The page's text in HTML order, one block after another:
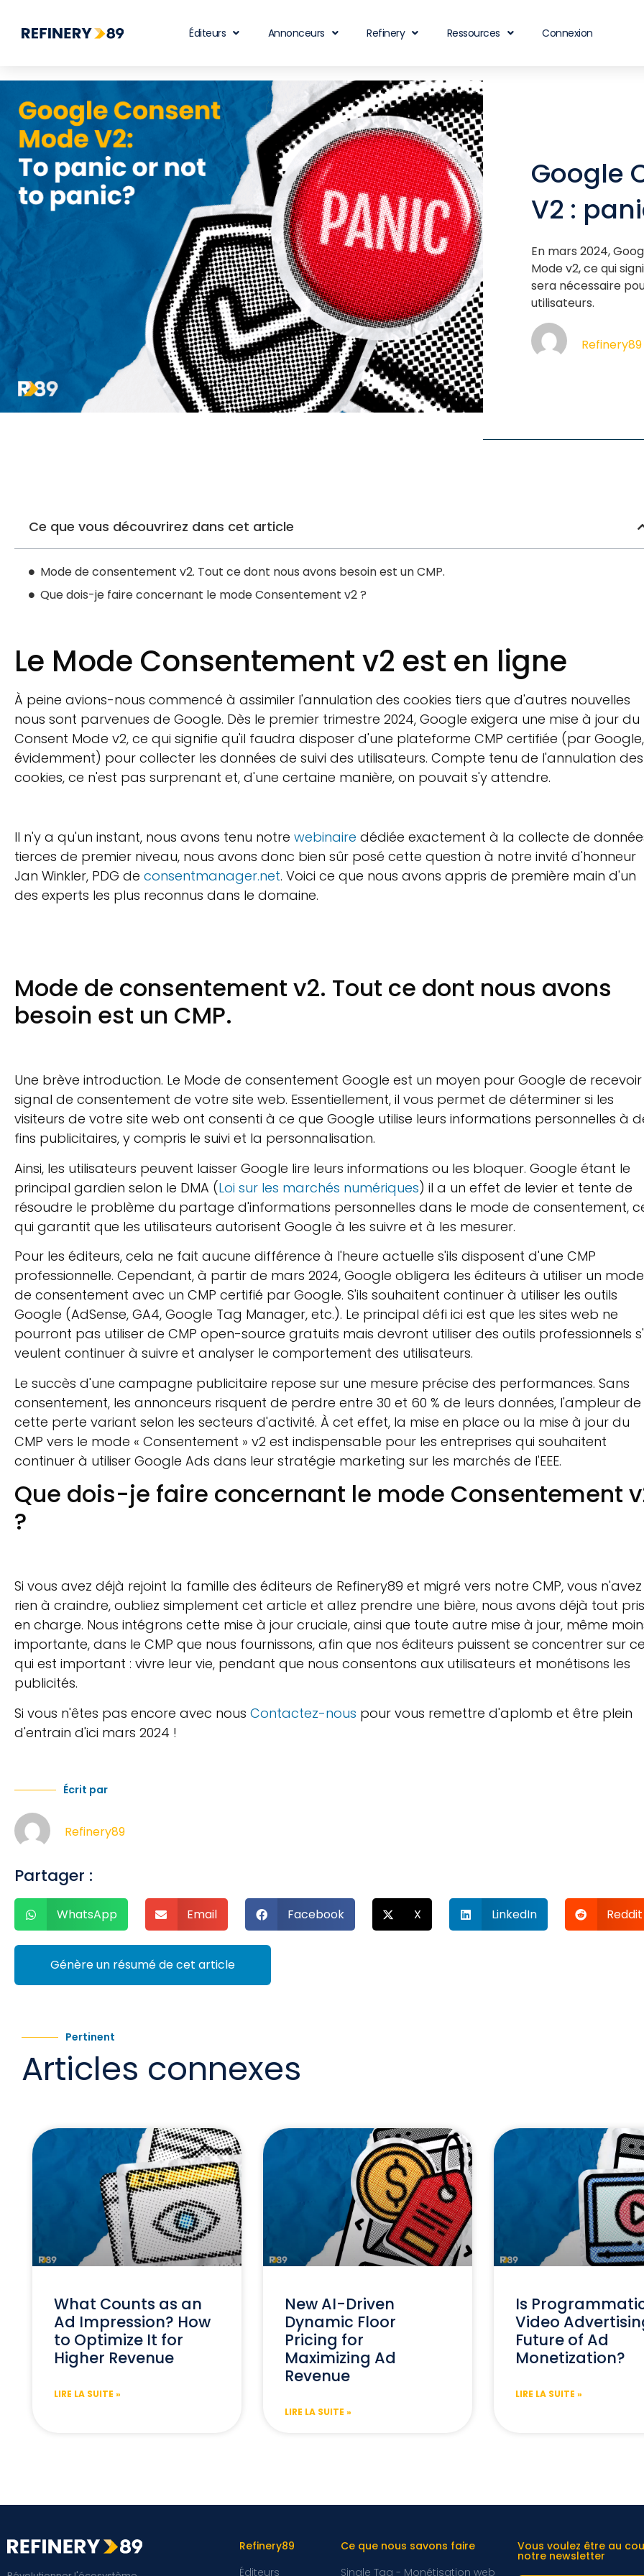
Éditeurs Annonceurs Refinery Ressources Connexion
Google
V2 :
En mars 2024,
Mode v2, ce qui
sera nécessaire
utilisateurs.
Refinery89
Ce que vous découvrirez dans cet article
Mode de consentement v2. Tout ce dont nous avons besoin est un CMP.
Que dois-je faire concernant le mode Consentement v2 ?
Le Mode Consentement v2 est en ligne
À peine avions-nous commencé à assimiler l'annulation des cookies tiers que d'autres nouvelles
nous sont parvenues de Google. Dès le premier trimestre 2024, Google exigera une mise à jour du
Consent Mode v2, ce qui signifie qu'il faudra disposer d'une plateforme CMP certifiée (par Google,
évidemment) pour collecter les données de suivi des utilisateurs. Compte tenu de l'annulation des
cookies, ce n'est pas surprenant et, d'une certaine manière, on pouvait s'y attendre.
Il n'y a qu'un instant, nous avons tenu notre webinaire dédiée exactement à la collecte de
tierces de premier niveau, nous avons donc bien sûr posé cette question à notre invité d'honneur
Jan Winkler, PDG de consentmanager.net. Voici ce que nous avons appris de première main d'un
des experts les plus reconnus dans le domaine.
Mode de consentement v2. Tout ce dont nous avons
besoin est un CMP.
Une brève introduction. Le Mode de consentement Google est un moyen pour Google de
signal de consentement de votre site web. Essentiellement, il vous permet de déterminer si les
visiteurs de votre site web ont consenti à ce que Google utilise leurs informations personnelles à
fins publicitaires, y compris le suivi et la personnalisation.
Ainsi, les utilisateurs peuvent laisser Google lire leurs informations ou les bloquer. Google étant le
principal gardien selon le DMA (Loi sur les marchés numériques) il a un effet de levier et tente de
résoudre le problème du partage d'informations personnelles dans le mode de consentement,
qui garantit que les utilisateurs autorisent Google à les suivre et à les mesurer.
Pour les éditeurs, cela ne fait aucune différence à l'heure actuelle s'ils disposent d'une CMP
professionnelle. Cependant, à partir de mars 2024, Google obligera les éditeurs à utiliser un mode
de consentement avec un CMP certifié par Google. S'ils souhaitent continuer à utiliser les outils
Google (AdSense, GA4, Google Tag Manager, etc.). Le principal défi ici est que les sites web ne
pourront pas utiliser de CMP open-source gratuits mais devront utiliser des outils professionnels
veulent continuer à suivre et analyser le comportement des utilisateurs.
Le succès d'une campagne publicitaire repose sur une mesure précise des performances. Sans
consentement, les annonceurs risquent de perdre entre 30 et 60 % de leurs données, l'ampleur de
cette perte variant selon les secteurs d'activité. À cet effet, la mise en place ou la mise à jour du
CMP vers le mode « Consentement » v2 est indispensable pour les entreprises qui souhaitent
continuer à utiliser Google Ads dans leur stratégie marketing sur les marchés de l'EEE.
Que dois-je faire concernant le mode Consentement
?
Si vous avez déjà rejoint la famille des éditeurs de Refinery89 et migré vers notre CMP, vous n'avez
rien à craindre, oubliez simplement cet article et allez prendre une bière, nous avons déjà tout pris
en charge. Nous intégrons cette mise à jour cruciale, ainsi que toute autre mise à jour, même
importante, dans le CMP que nous fournissons, afin que nos éditeurs puissent se concentrer sur
qui est important : vivre leur vie, pendant que nous consentons aux utilisateurs et monétisons les
publicités.
Si vous n'êtes pas encore avec nous Contactez-nous pour vous remettre d'aplomb et être plein
d'entrain d'ici mars 2024 !
Écrit par
Refinery89
Partager :
WhatsApp Email Facebook X LinkedIn Reddit
Génère un résumé de cet article
Pertinent
Articles connexes
What Counts as an
Ad Impression? How
to Optimize It for
Higher Revenue
LIRE LA SUITE »
New AI-Driven
Dynamic Floor
Pricing for
Maximizing Ad
Revenue
LIRE LA SUITE »
Is
Video
Future of Ad
Monetization?
LIRE LA SUITE »
Refinery89
Éditeurs
Ce que nous savons faire
Single Tag - Monétisation web
Vous voulez être au
notre newsletter